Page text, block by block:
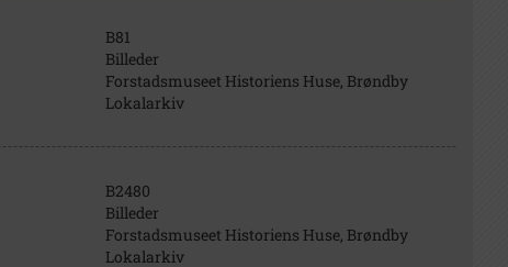
B81
Billeder
Forstadsmuseet Historiens Huse, Brøndby
Lokalarkiv
B2480
Billeder
Forstadsmuseet Historiens Huse, Brøndby
Lokalarkiv